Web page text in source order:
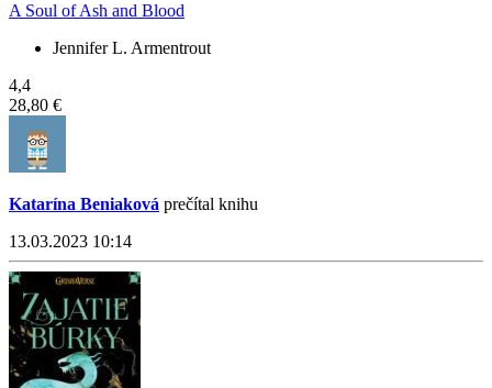
A Soul of Ash and Blood
Jennifer L. Armentrout
4,4
28,80 €
Katarína Beniaková prečítal knihu
13.03.2023 10:14